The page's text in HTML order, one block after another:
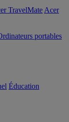
TravelMate Acer
portables
Éducation